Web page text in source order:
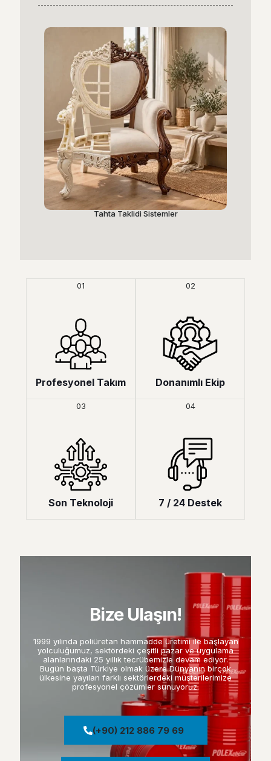
Tahta Taklidi Sistemler
01
Profesyonel Takım
02
Donanımlı Ekip
03
Son Teknoloji
04
7 / 24 Destek
Bize Ulaşın!
1999 yılında poliüretan hammadde üretimi ile başlayan
yolculuğumuz, sektördeki çeşitli pazar ve uygulama
alanlarındaki 25 yıllık tecrübemizle devam ediyor.
Bugün başta Türkiye olmak üzere Dünyanın birçok
ülkesine yayılan farklı sektörlerdeki müşterilerimize
profesyonel çözümler sunuyoruz.
(+90) 212 886 79 69